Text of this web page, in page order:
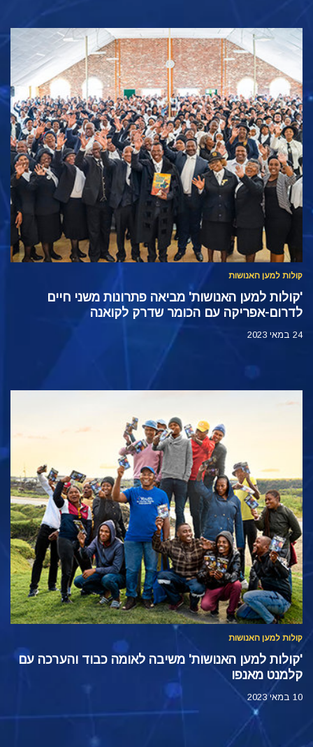
קולות למען האנושות ‏
'קולות למען האנושות' מביאה פתרונות משני חיים
לדרום-אפריקה עם הכומר שדרק לקואנה
24 במאי 2023
קולות למען האנושות ‏
'קולות למען האנושות' משיבה לאומה כבוד והערכה עם
קלמנט מאנפו
10 במאי 2023